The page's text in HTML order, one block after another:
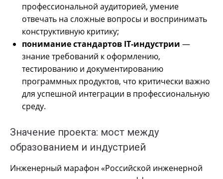
профессиональной аудиторией, умение
отвечать на сложные вопросы и воспринимать
конструктивную критику;
понимание стандартов IT‑индустрии —
знание требований к оформлению,
тестированию и документированию
программных продуктов, что критически важно
для успешной интеграции в профессиональную
среду.
Значение проекта: мост между
образованием и индустрией
Инженерный марафон «Российской инженерной